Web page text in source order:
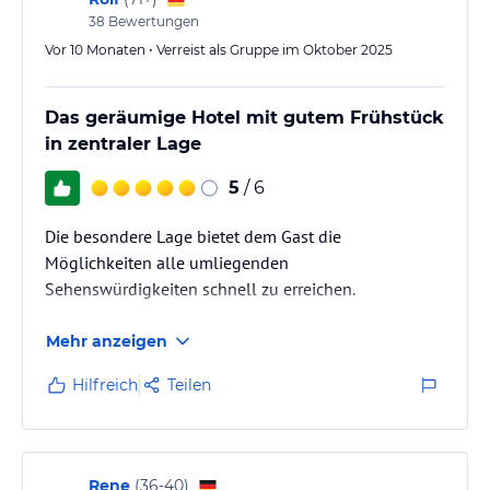
eigenen Fahrradkeller sowie einen verschließbaren Innenhof.
Hinweis: Allgemeine und unverbindliche
lies vor der Buchung die verbindlichen Angebotsdetailsdes
jeweiligen Veranstalters.
38 Bewertungen
Vor 10 Monaten • Verreist als Gruppe im Oktober 2025
Das geräumige Hotel mit gutem Frühstück
in zentraler Lage
5 / 6
Die besondere Lage bietet dem Gast die
Möglichkeiten alle umliegenden
Sehenswürdigkeiten schnell zu erreichen.
Mehr anzeigen
Hilfreich Teilen
Rene (36-40)